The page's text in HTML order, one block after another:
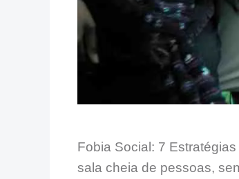
Fobia Social: 7
sala cheia de pessoas,